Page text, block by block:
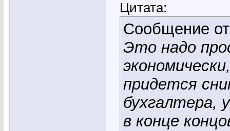
Цитата:
Сообщение
Это надо
придется
бухгалтера,
в конце